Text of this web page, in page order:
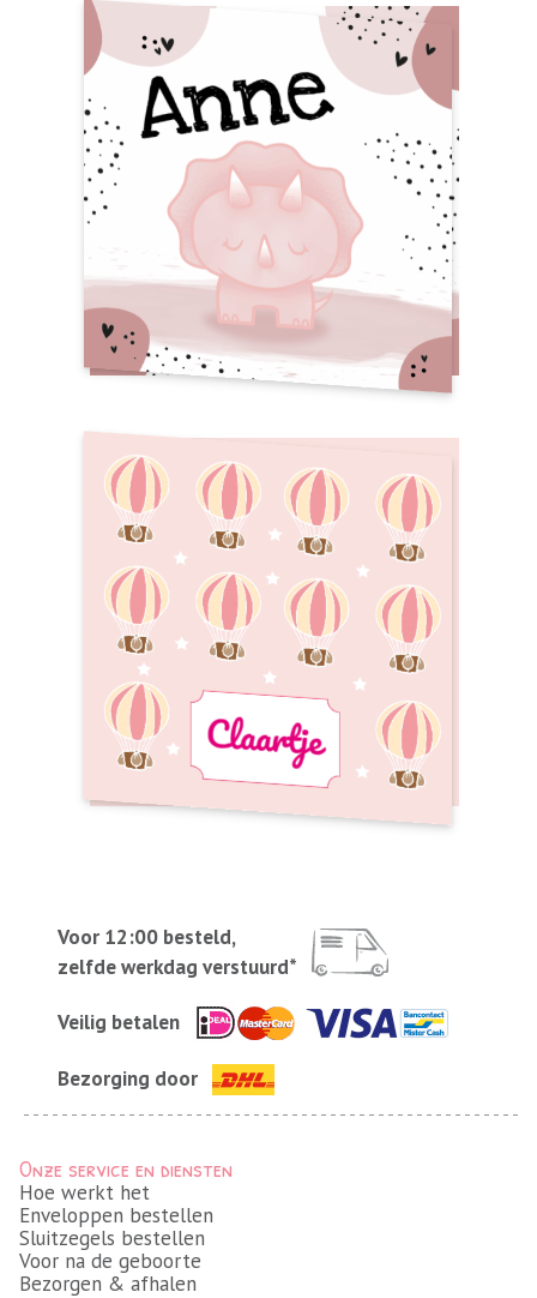
Voor 12:00 besteld,
zelfde werkdag verstuurd*
Veilig betalen
Bezorging door
Onze service en diensten
Hoe werkt het
Enveloppen bestellen
Sluitzegels bestellen
Voor na de geboorte
Bezorgen & afhalen